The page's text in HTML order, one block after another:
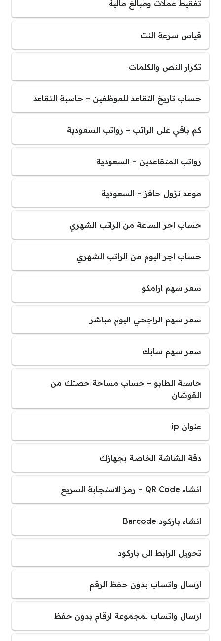
تفقيط عملات ومبالغ مالية
قياس سرعة النت
تكرار النص والكلمات
حساب تاريخ التقاعد للموظفين – حاسبة التقاعد
كم باقي على الراتب – رواتب السعودية
رواتب المتقاعدين – السعودية
موعد نزول حافز – السعودية
حساب اجر الساعة من الراتب الشهري
حساب اجر اليوم من الراتب الشهري
سعر سهم ارامكو
سعر سهم الراجحي اليوم مباشر
سعر سهم سابك
حاسبة الطابو – حساب مساحة حصتك من
القوشان
عنوان ip
دقة الشاشة الخاصة بجهازك
انشاء QR Code – رمز الاستجابة السريع
انشاء باركود Barcode
تحويل الرابط الى باركود
ارسال واتساب بدون حفظ الرقم
ارسال واتساب لمجموعة ارقام بدون حفظ